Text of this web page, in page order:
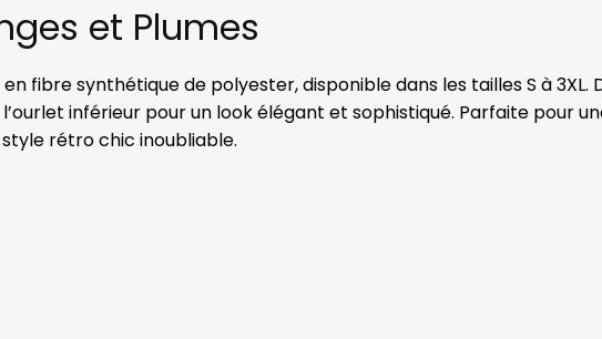
et Plumes
fibre synthétique de polyester, disponible dans les tailles S à 3XL.
inférieur pour un look élégant et sophistiqué. Parfaite pour
rétro chic inoubliable.